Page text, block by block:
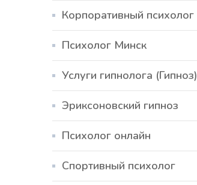
Корпоративный психолог
Психолог Минск
Услуги гипнолога (Гипноз)
Эриксоновский гипноз
Психолог онлайн
Спортивный психолог